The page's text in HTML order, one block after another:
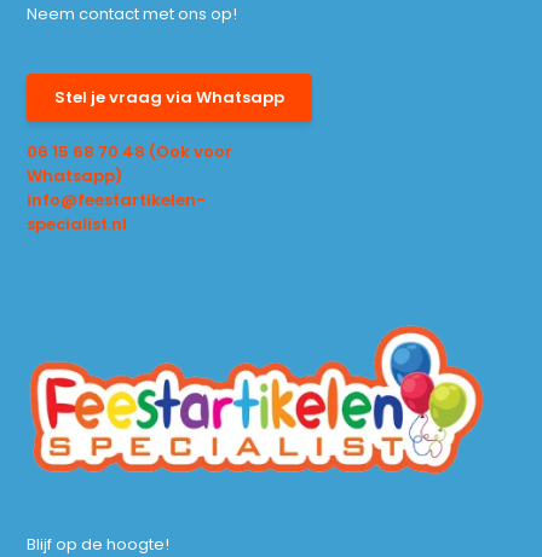
Neem contact met ons op!
Stel je vraag via Whatsapp
06 15 68 70 48 (Ook voor
Whatsapp)
info@feestartikelen-
specialist.nl
Blijf op de hoogte!